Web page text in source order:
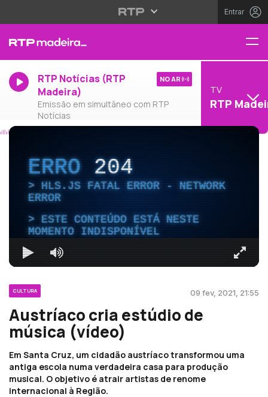
Entrar
RTP Notícias (RTP
Madeira)
Emissão em simultâneo com RTP
Notícias
NO AR
TV
RTP
ERRO204
HLS.JS FATAL ERROR - NETWORK
ERROR
ESTE CONTEÚDO ESTÁ NESTE
MOMENTO INDISPONÍVEL
CULTURA 09 fev, 2021, 21:55
Austríaco cria estúdio de
música (vídeo)
Em Santa Cruz, um cidadão austríaco transformou uma
antiga escola numa verdadeira casa para produção
musical. O objetivo é atrair artistas de renome
internacional à Região.